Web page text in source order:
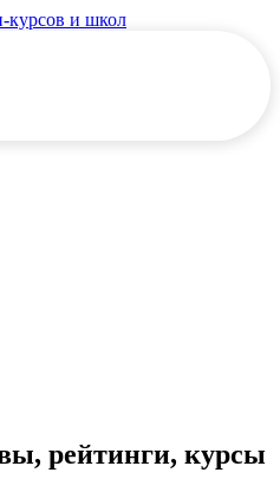
рейтинги, курсы